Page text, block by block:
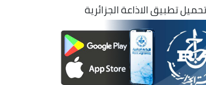
تحميل تطبيق الاذاعة الجزائرية